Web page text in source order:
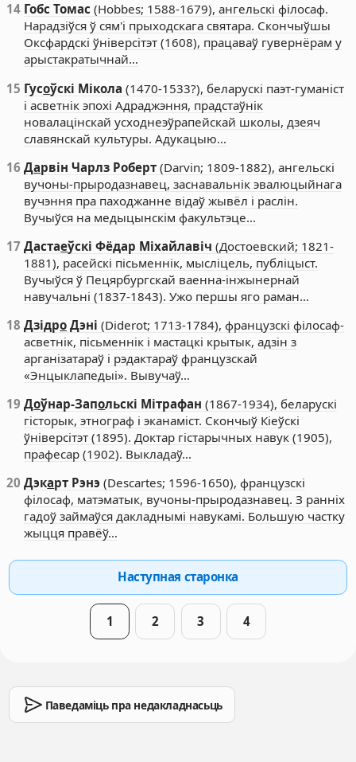
14 Гобс Томас (Hobbes; 1588-1679), ангельскі філосаф.
Нарадзіўся ў сям'і прыходскага святара. Скончыўшы
Оксфардскі ўніверсітэт (1608), працаваў гувернёрам у
арыстакратычнай…
15 Гусоўскі Мікола (1470-1533?), беларускі паэт-гуманіст
і асветнік эпохі Адраджэння, прадстаўнік
новалацінскай усходнеэўрапейскай школы, дзеяч
славянскай культуры. Адукацыю…
16 Дарвін Чарлз Роберт (Darvin; 1809-1882), ангельскі
вучоны-прыродазнавец, заснавальнік эвалюцыйнага
вучэння пра паходжанне відаў жывёл і раслін.
Вучыўся на медыцынскім факультэце…
17 Дастаеўскі Фёдар Міхайлавіч (Достоевский; 1821-
1881), расейскі пісьменнік, мысліцель, публіцыст.
Вучыўся ў Пецярбургскай ваенна-інжынернай
навучальні (1837-1843). Ужо першы яго раман…
18 Дзідро Дэні (Diderot; 1713-1784), французскі філосаф-
асветнік, пісьменнік і мастацкі крытык, адзін з
арганізатараў і рэдактараў французскай
«Энцыклапедыі». Вывучаў…
19 Доўнар-Запольскі Мітрафан (1867-1934), беларускі
гісторык, этнограф і эканаміст. Скончыў Кіеўскі
ўніверсітэт (1895). Доктар гістарычных навук (1905),
прафесар (1902). Выкладаў…
20 Дэкарт Рэнэ (Descartes; 1596-1650), французскі
філосаф, матэматык, вучоны-прыродазнавец. З ранніх
гадоў займаўся дакладнымі навукамі. Большую частку
жыцця правёў…
Наступная старонка
1 2 3 4
Паведаміць пра недакладнасьць